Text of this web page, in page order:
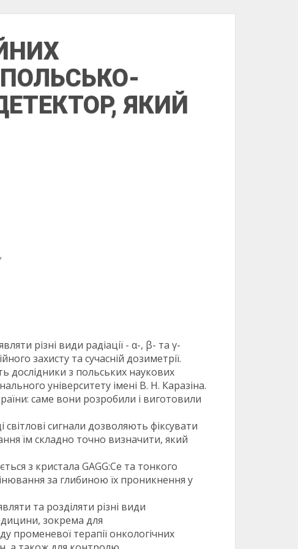
ЯКИЙ
різні види радіації - α-, β- та γ-
захисту та сучасній дозиметрії.
дослідники з польських наукових
університету імені В. Н. Каразіна.
саме вони розробили і виготовили
сигнали дозволяють фіксувати
їм складно точно визначити, який
з кристала GAGG:Ce та тонкого
за глибиною їх проникнення у
та розділяти різні види
зокрема для
променевої терапії онкологічних